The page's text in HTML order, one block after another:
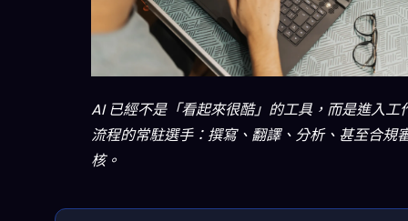
AI 已經不是「看起來很酷」的工具，而是進入工
流程的常駐選手：撰寫、翻譯、分析、甚至合規
核。